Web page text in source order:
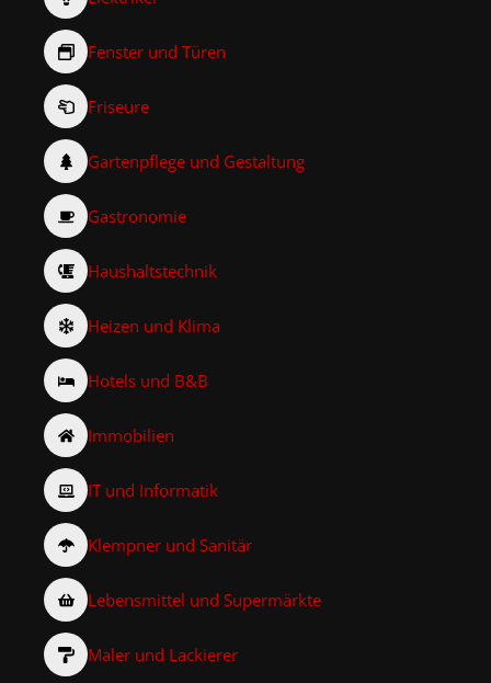
Fenster und Türen
Friseure
Gartenpflege und Gestaltung
Gastronomie
Haushaltstechnik
Heizen und Klima
Hotels und B&B
Immobilien
IT und Informatik
Klempner und Sanitär
Lebensmittel und Supermärkte
Maler und Lackierer